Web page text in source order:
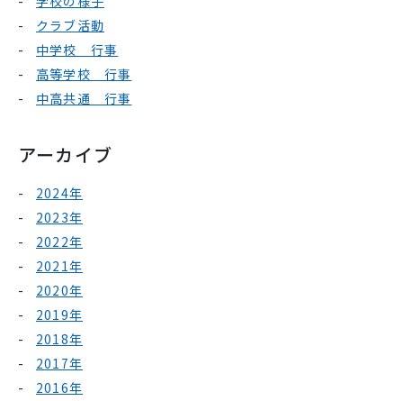
クラブ活動
中学校 行事
高等学校 行事
中高共通 行事
アーカイブ
2024年
2023年
2022年
2021年
2020年
2019年
2018年
2017年
2016年